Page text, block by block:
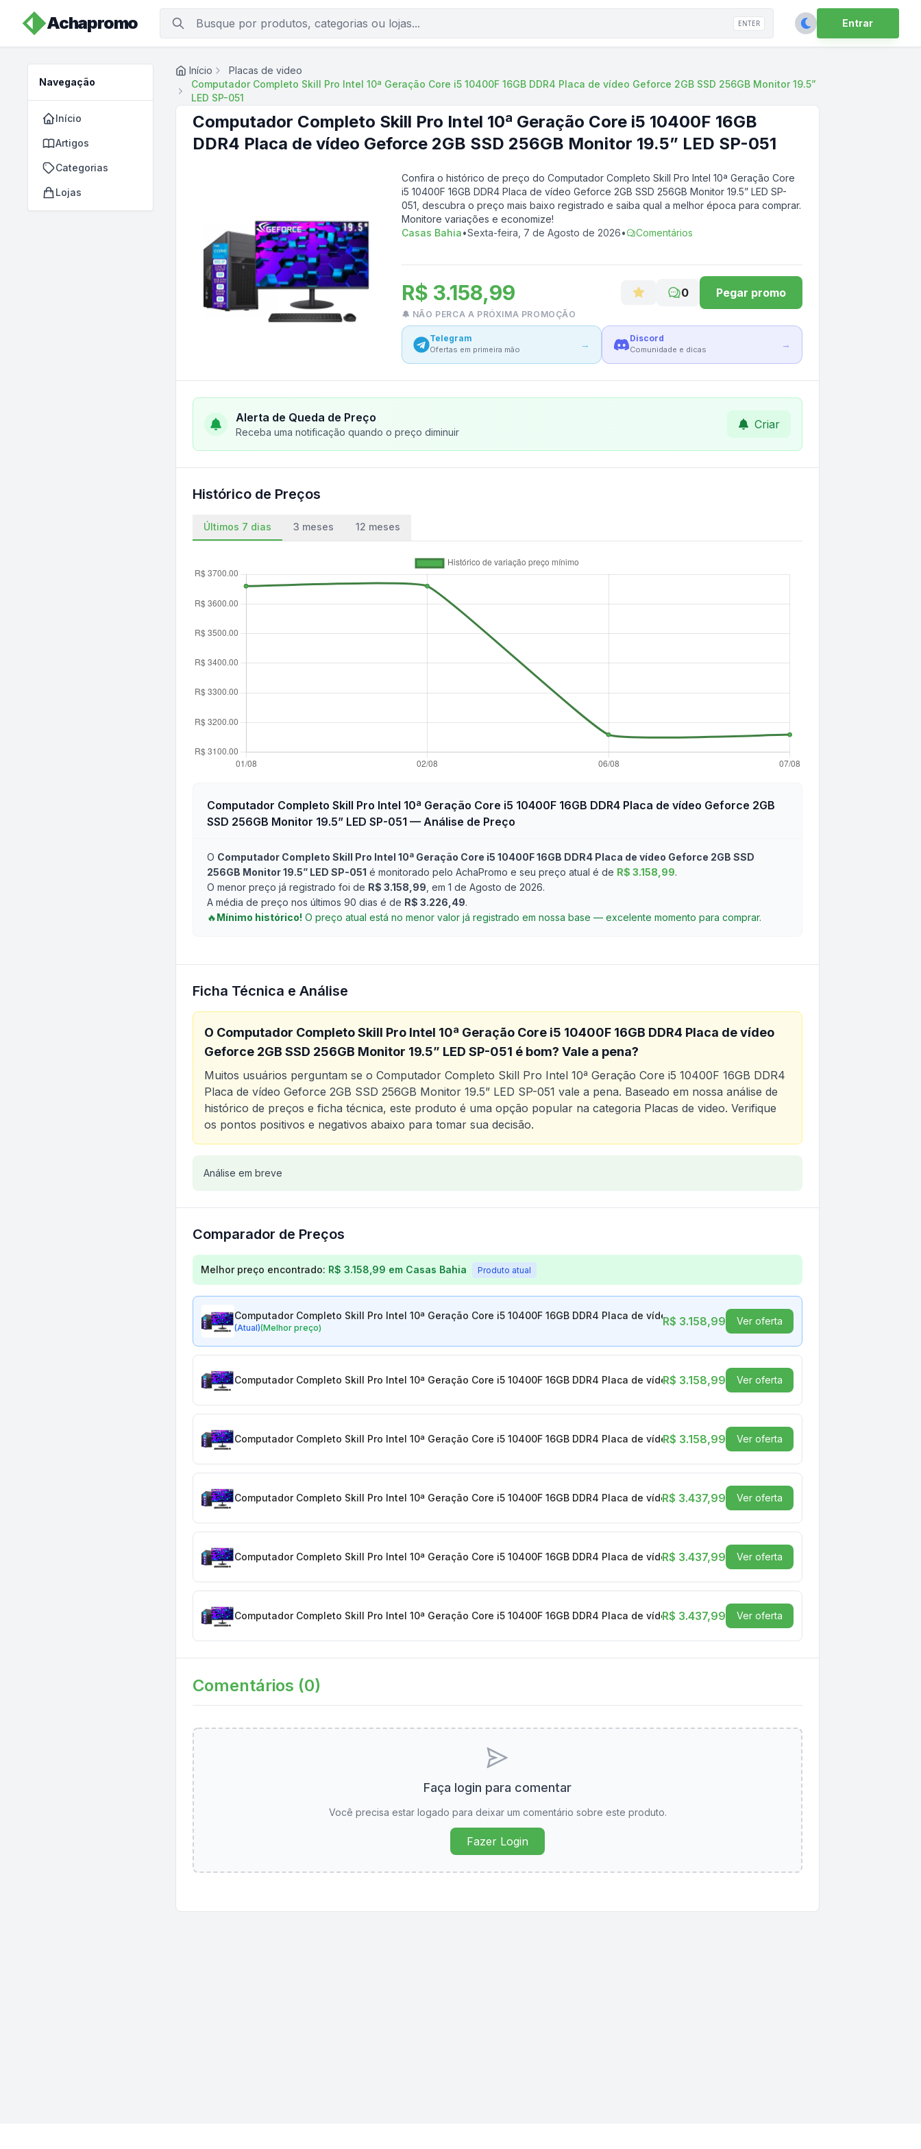
Achapromo ENTER Entrar
Navegação
Início
Artigos
Categorias
Lojas
Início
Placas de video
Computador Completo Skill Pro Intel 10ª Geração Core i5 10400F 16GB DDR4 Placa de vídeo Geforce 2GB SSD 256GB Monitor 19.5”
LED SP-051
Computador Completo Skill Pro Intel 10ª Geração Core i5 10400F 16GB
DDR4 Placa de vídeo Geforce 2GB SSD 256GB Monitor 19.5” LED SP-051
Confira o histórico de preço do Computador Completo Skill Pro Intel 10ª Geração Core
i5 10400F 16GB DDR4 Placa de vídeo Geforce 2GB SSD 256GB Monitor 19.5” LED SP-
051 , descubra o preço mais baixo registrado e saiba qual a melhor época para comprar.
Monitore variações e economize!
Casas Bahia•Sexta-feira, 7 de Agosto de 2026• Comentários
R$ 3.158,99 0 Pegar promo
🔔 NÃO PERCA A PRÓXIMA PROMOÇÃO
Telegram
Ofertas em primeira mão →
Discord
Comunidade e dicas →
Alerta de Queda de Preço
Receba uma notificação quando o preço diminuir
Criar
Histórico de Preços
Últimos 7 dias 3 meses 12 meses
Computador Completo Skill Pro Intel 10ª Geração Core i5 10400F 16GB DDR4 Placa de vídeo Geforce 2GB
SSD 256GB Monitor 19.5” LED SP-051 — Análise de Preço
O Computador Completo Skill Pro Intel 10ª Geração Core i5 10400F 16GB DDR4 Placa de vídeo Geforce 2GB SSD
256GB Monitor 19.5” LED SP-051 é monitorado pelo AchaPromo e seu preço atual é de R$ 3.158,99.
O menor preço já registrado foi de R$ 3.158,99 , em 1 de Agosto de 2026.
A média de preço nos últimos 90 dias é de R$ 3.226,49.
🔥Mínimo histórico! O preço atual está no menor valor já registrado em nossa base — excelente momento para comprar.
Ficha Técnica e Análise
O Computador Completo Skill Pro Intel 10ª Geração Core i5 10400F 16GB DDR4 Placa de vídeo
Geforce 2GB SSD 256GB Monitor 19.5” LED SP-051 é bom? Vale a pena?
Muitos usuários perguntam se o Computador Completo Skill Pro Intel 10ª Geração Core i5 10400F 16GB DDR4
Placa de vídeo Geforce 2GB SSD 256GB Monitor 19.5” LED SP-051 vale a pena. Baseado em nossa análise de
histórico de preços e ficha técnica, este produto é uma opção popular na categoria Placas de video. Verifique
os pontos positivos e negativos abaixo para tomar sua decisão.
Análise do produto
Análise em breve
Comparador de Preços
Comparação de preços para Computador Completo Skill Pro Intel 10ª Geração Core i5 10400F 16GB DDR4 Placa de vídeo Geforce
Melhor preço encontrado: R$ 3.158,99 em Casas Bahia Produto atual
Computador Completo Skill Pro Intel 10ª Geração Core i5 10400F 16GB DDR4 Placa de vídeo Geforce 2GB SSD 256GB Monitor 19.5” LED SP-051
(Atual)(Melhor preço) R$ 3.158,99 Ver oferta
Computador Completo Skill Pro Intel 10ª Geração Core i5 10400F 16GB DDR4 Placa de vídeo Geforce 2GB SSD 256GB Monitor 19.5” LED SP-051
R$ 3.158,99 Ver oferta
Computador Completo Skill Pro Intel 10ª Geração Core i5 10400F 16GB DDR4 Placa de vídeo Geforce 2GB SSD 256GB Monitor 19.5” LED SP-051
R$ 3.158,99 Ver oferta
Computador Completo Skill Pro Intel 10ª Geração Core i5 10400F 16GB DDR4 Placa de vídeo Geforce 2GB SSD 512GB Monitor 19.5” LED SP-052
R$ 3.437,99 Ver oferta
Computador Completo Skill Pro Intel 10ª Geração Core i5 10400F 16GB DDR4 Placa de vídeo Geforce 2GB SSD 512GB Monitor 19.5” LED SP-052
R$ 3.437,99 Ver oferta
Computador Completo Skill Pro Intel 10ª Geração Core i5 10400F 16GB DDR4 Placa de vídeo Geforce 2GB SSD 512GB Monitor 19.5” LED SP-052
R$ 3.437,99 Ver oferta
Comentários (0)
Faça login para comentar
Você precisa estar logado para deixar um comentário sobre este produto.
Fazer Login